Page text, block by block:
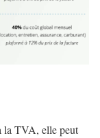
la TVA, elle peut